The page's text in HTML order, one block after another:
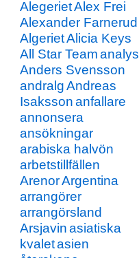
AlegerietAlex Frei
Alexander Farnerud
AlgerietAlicia Keys
All Star Teamanalys
Anders Svensson
andralgAndreas
Isakssonanfallare
annonsera
ansökningar
arabiska halvön
arbetstillfällen
ArenorArgentina
arrangörer
arrangörsland
Arsjavinasiatiska
kvaletasien